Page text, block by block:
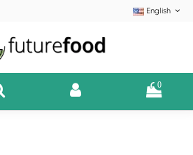
English
0